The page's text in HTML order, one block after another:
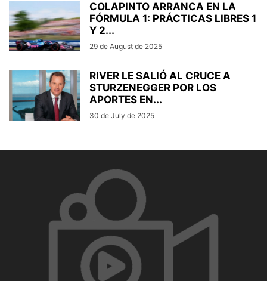
COLAPINTO ARRANCA EN LA
FÓRMULA 1: PRÁCTICAS LIBRES 1
Y 2...
29 de August de 2025
RIVER LE SALIÓ AL CRUCE A
STURZENEGGER POR LOS
APORTES EN...
30 de July de 2025